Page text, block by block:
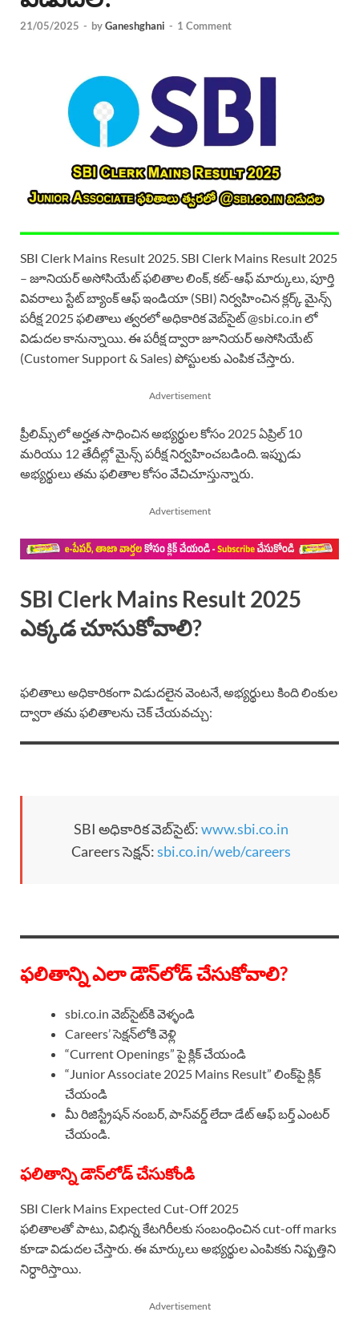
21/05/2025 - byGaneshghani - 1 Comment
SBI Clerk Mains Result 2025. SBI Clerk Mains Result 2025
– జూనియర్ అసోసియేట్ ఫలితాల లింక్, కట్-ఆఫ్ మార్కులు, పూర్తి
వివరాలు స్టేట్ బ్యాంక్ ఆఫ్ ఇండియా (SBI) నిర్వహించిన క్లర్క్ మైన్స్
పరీక్ష 2025 ఫలితాలు త్వరలో అధికారిక వెబ్‌సైట్ @sbi.co.in లో
విడుదల కానున్నాయి. ఈ పరీక్ష ద్వారా జూనియర్ అసోసియేట్
(Customer Support & Sales) పోస్టులకు ఎంపిక చేస్తారు.
Advertisement
ప్రీలిమ్స్‌లో అర్హత సాధించిన అభ్యర్థుల కోసం 2025 ఏప్రిల్ 10
మరియు 12 తేదీల్లో మైన్స్ పరీక్ష నిర్వహించబడింది. ఇప్పుడు
అభ్యర్థులు తమ ఫలితాల కోసం వేచిచూస్తున్నారు.
Advertisement
SBI Clerk Mains Result 2025
ఎక్కడ చూసుకోవాలి?
ఫలితాలు అధికారికంగా విడుదలైన వెంటనే, అభ్యర్థులు కింది లింకుల
ద్వారా తమ ఫలితాలను చెక్ చేయవచ్చు:
SBI అధికారిక వెబ్‌సైట్:www.sbi.co.in
Careers సెక్షన్:sbi.co.in/web/careers
ఫలితాన్ని ఎలా డౌన్‌లోడ్ చేసుకోవాలి?
sbi.co.in వెబ్‌సైట్‌కి వెళ్ళండి
Careers’ సెక్షన్‌లోకి వెళ్లి
“Current Openings” పై క్లిక్ చేయండి
“Junior Associate 2025 Mains Result” లింక్‌పై క్లిక్
చేయండి
మీ రిజిస్ట్రేషన్ నంబర్, పాస్‌వర్డ్ లేదా డేట్ ఆఫ్ బర్త్ ఎంటర్
చేయండి.
ఫలితాన్ని డౌన్‌లోడ్ చేసుకోండి
SBI Clerk Mains Expected Cut-Off 2025
ఫలితాలతో పాటు, విభిన్న కేటగిరీలకు సంబంధించిన cut-off marks
కూడా విడుదల చేస్తారు. ఈ మార్కులు అభ్యర్థుల ఎంపికకు నిష్పత్తిని
నిర్ధారిస్తాయి.
Advertisement